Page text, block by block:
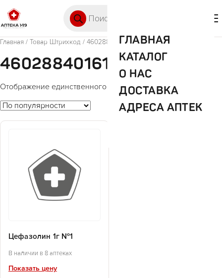
ГЛАВНАЯ
КАТАЛОГ
О НАС
ДОСТАВКА
АДРЕСА АПТЕК
Главная / Товар Штрихкод / 4602884016151
4602884016151
Отображение единственного товара
Цефазолин 1г №1
В наличии в 8 аптеках
Показать цену